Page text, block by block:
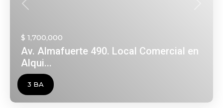
Anterior
$ 1,700,000
Av. Almafuerte 490. Local Comercial en
Alqui...
3 BA